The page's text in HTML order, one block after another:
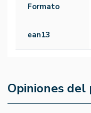
Formato
ean13
Opiniones del